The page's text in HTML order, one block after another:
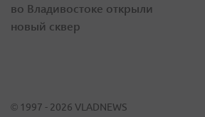
во Владивостоке открыли
новый сквер
© 1997 - 2026 VLADNEWS